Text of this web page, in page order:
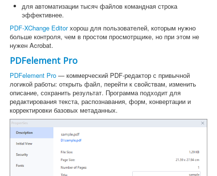
для автоматизации тысяч файлов командная строка
эффективнее.
PDF-XChange Editorхорош для пользователей, которым нужно
больше контроля, чем в простом просмотрщике, но при этом не
нужен Acrobat.
PDFelement Pro
PDFelement Pro — коммерческий PDF-редактор с привычной
логикой работы: открыть файл, перейти к свойствам, изменить
описание, сохранить результат. Программа подходит для
редактирования текста, распознавания, форм, конвертации и
корректировки базовых метаданных.